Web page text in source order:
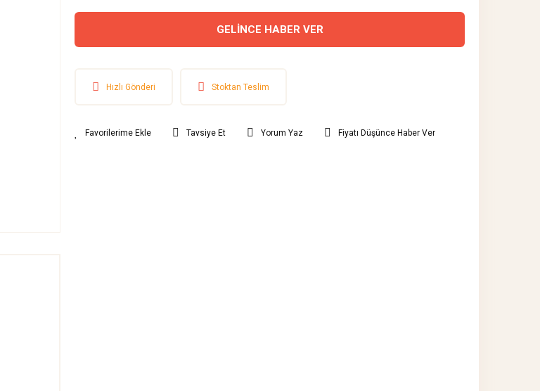
GELİNCE HABER VER
Hızlı Gönderi Stoktan Teslim
Tavsiye Et Yorum Yaz Fiyatı Düşünce Haber Ver